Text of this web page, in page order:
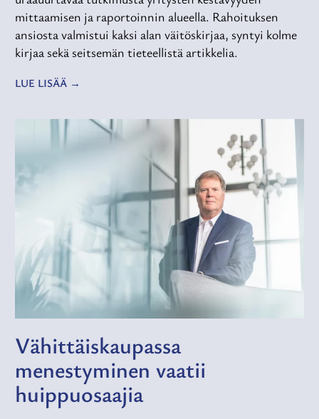
mittaamisen ja raportoinnin alueella. Rahoituksen
ansiosta valmistui kaksi alan väitöskirjaa, syntyi kolme
kirjaa sekä seitsemän tieteellistä artikkelia.
LUE LISÄÄ
Vähittäiskaupassa
menestyminen vaatii
huippuosaajia